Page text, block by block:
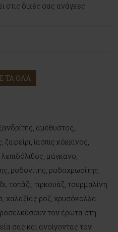
στις δικές σας ανάγκες.
ΤΑ ΟΛΑ
αμέθυστος,
ίασπις κόκκινος,
λεπιδόλιθος, μάγκανο,
ροδονίτης, ροδοχρωσίτης,
τοπάζι, τιρκουάζ, τουρμαλίνη
χαλαζίας ροζ, χρυσόκολλα.
τον έρωτα στη
σας και ανοίγοντας τον